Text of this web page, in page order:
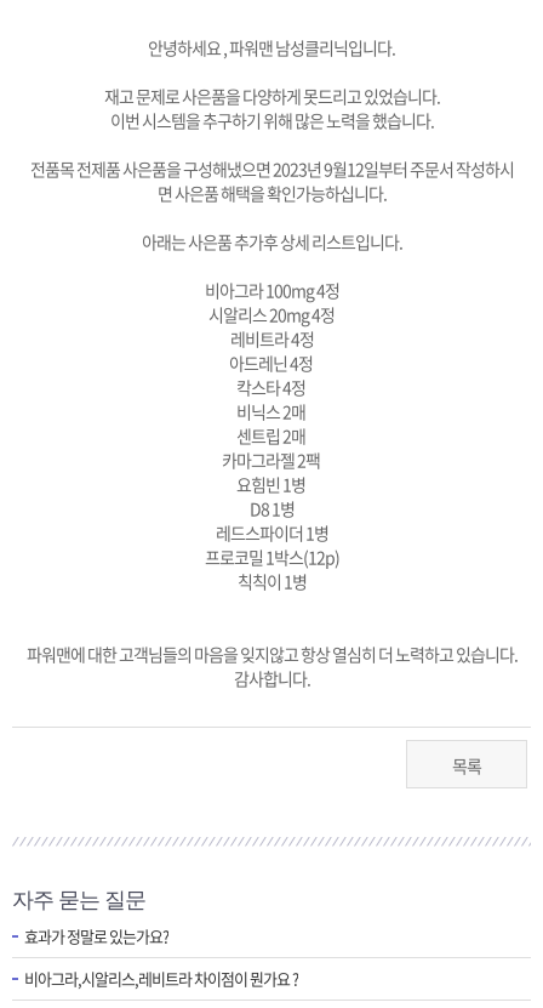
이
조
안녕하세요 , 파워맨 남성클리닉입니다.
재고 문제로 사은품을 다양하게 못드리고 있었습니다.
이번 시스템을 추구하기 위해 많은 노력을 했습니다.
전품목 전제품 사은품을 구성해냈으면 2023년 9월12일부터 주문서 작성하시
면 사은품 해택을 확인가능하십니다.
아래는 사은품 추가후 상세 리스트입니다.
비아그라 100mg 4정
시알리스 20mg 4정
레비트라 4정
아드레닌 4정
칵스타 4정
비닉스 2매
센트립 2매
카마그라젤 2팩
요힘빈 1병
D8 1병
레드스파이더 1병
프로코밀 1박스(12p)
칙칙이 1병
파워맨에 대한 고객님들의 마음을 잊지않고 항상 열심히 더 노력하고 있습니다.
감사합니다.
목록
자주 묻는 질문
효과가 정말로 있는가요?
비아그라,시알리스,레비트라 차이점이 뭔가요 ?